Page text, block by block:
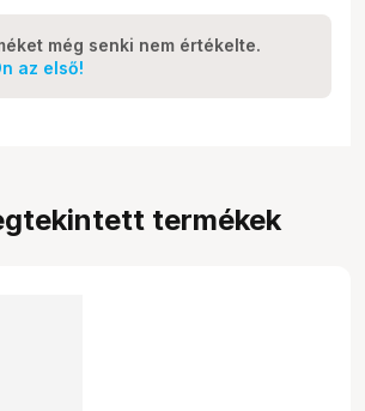
még senki nem értékelte.
az első!
termékek